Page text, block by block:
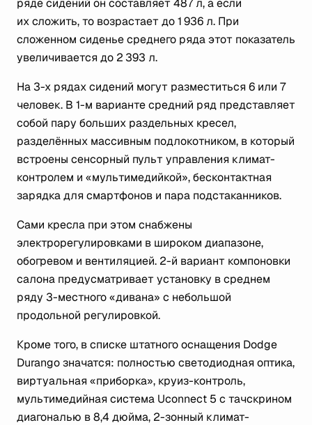
ряде сидений он составляет 487 л, а если
их сложить, то возрастает до 1 936 л. При
сложенном сиденье среднего ряда этот показатель
увеличивается до 2 393 л.
На 3-х рядах сидений могут разместиться 6 или 7
человек. В 1-м варианте средний ряд представляет
собой пару больших раздельных кресел,
разделённых массивным подлокотником, в который
встроены сенсорный пульт управления климат-
контролем и «мультимедийкой», бесконтактная
зарядка для смартфонов и пара подстаканников.
Сами кресла при этом снабжены
электрорегулировками в широком диапазоне,
обогревом и вентиляцией. 2-й вариант компоновки
салона предусматривает установку в среднем
ряду 3-местного «дивана» с небольшой
продольной регулировкой.
Кроме того, в списке штатного оснащения Dodge
Durango значатся: полностью светодиодная оптика,
виртуальная «приборка», круиз-контроль,
мультимедийная система Uconnect 5 с тачскрином
диагональю в 8,4 дюйма, 2-зонный климат-